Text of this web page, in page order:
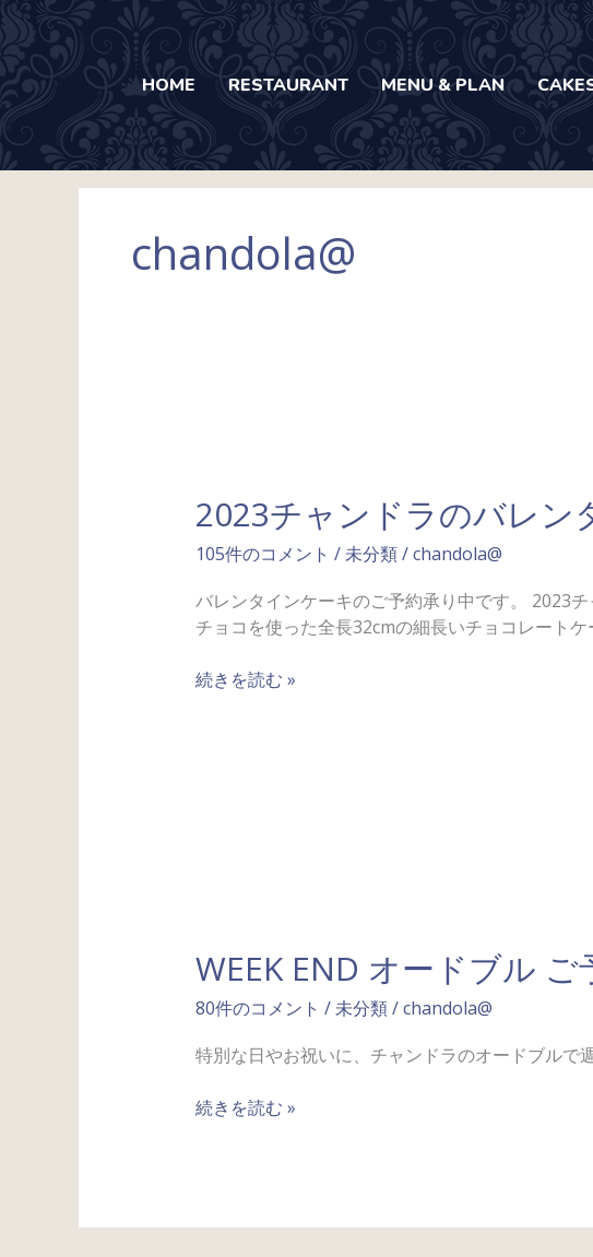
内
容
を
ス
キ
ッ
プ
HOME RESTAURANT MENU & PLAN
chandola@
2023チャンドラのバレン
105件のコメント /未分類/chandola@
バレンタインケーキのご予約承り中です。 2023
チョコを使った全長32cmの細長いチョコレート
ャ
ン
ド
の
バ
ン
続きを読む »
WEEK END オードブル ご
80件のコメント /未分類/chandola@
特別な日やお祝いに、チャンドラのオードブルで
オ
ー
ド
ル
予
続きを読む »